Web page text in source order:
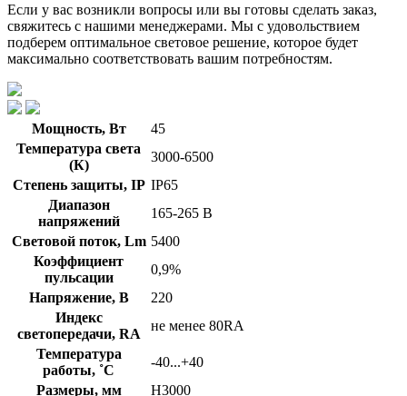
Если у вас возникли вопросы или вы готовы сделать заказ,
свяжитесь с нашими менеджерами. Мы с удовольствием
подберем оптимальное световое решение, которое будет
максимально соответствовать вашим потребностям.
Мощность, Вт
45
Температура света
(К)
3000-6500
Степень защиты, IP IP65
Диапазон
напряжений
165-265 В
Световой поток, Lm 5400
Коэффициент
пульсации
0,9%
Напряжение, В
220
Индекс
светопередачи, RA
не менее 80RA
Температура
работы, ˚С
-40...+40
Размеры, мм
Н3000